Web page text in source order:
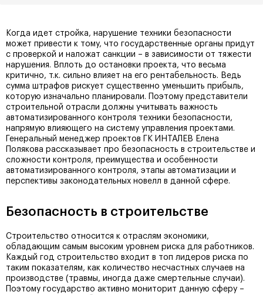
Когда идет стройка, нарушение техники безопасности
может привести к тому, что государственные органы придут
с проверкой и наложат санкции – в зависимости от тяжести
нарушения. Вплоть до остановки проекта, что весьма
критично, т.к. сильно влияет на его рентабельность. Ведь
сумма штрафов рискует существенно уменьшить прибыль,
которую изначально планировали. Поэтому представители
строительной отрасли должны учитывать важность
автоматизированного контроля техники безопасности,
напрямую влияющего на систему управления проектами.
Генеральный менеджер проектов ГК ИНТАЛЕВ Елена
Полякова рассказывает про безопасность в строительстве и
сложности контроля, преимущества и особенности
автоматизированного контроля, этапы автоматизации и
перспективы законодательных новелл в данной сфере.
Безопасность в строительстве
Строительство относится к отраслям экономики,
обладающим самым высоким уровнем риска для работников.
Каждый год строительство входит в топ лидеров риска по
таким показателям, как количество несчастных случаев на
производстве (травмы, иногда даже смертельные случаи).
Поэтому государство активно мониторит данную сферу –